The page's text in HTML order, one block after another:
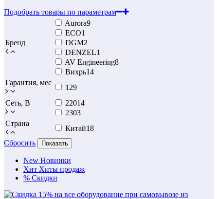
Подобрать товары по параметрам
Бренд
Aurora9
ECO1
DGM2
DENZEL1
AV Engineering8
Вихрь14
Гарантия, мес
129
Сеть, В
22014
2303
Страна
Китай18
Сбросить
Показать
New Новинки
Хит Хиты продаж
% Скидки